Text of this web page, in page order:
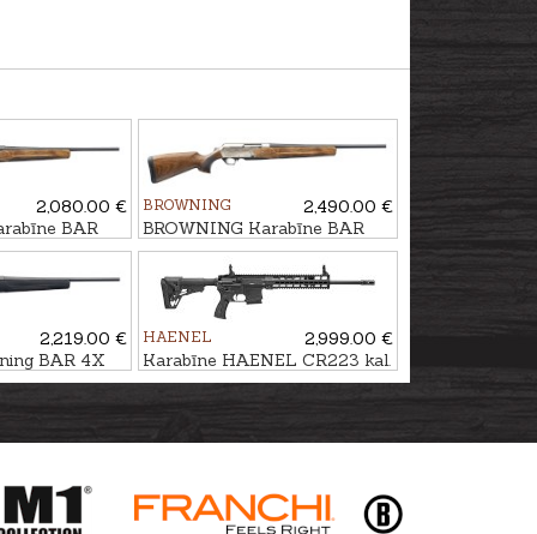
2,080.00 €
BAR
GR2 kal. .30-
BROWNING
2,490.00 €
BROWNING Karabīne BAR
4X Ultimate Bavarian 2GR
kal. 30-06 M14x1
2,219.00 €
BAR 4X
kal. .30-06
HAENEL
2,999.00 €
Karabīne HAENEL CR223 kal.
.223Rem. 423mm